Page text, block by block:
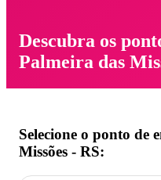
Descubra os
Palmeira das
Selecione o ponto de
Missões - RS: